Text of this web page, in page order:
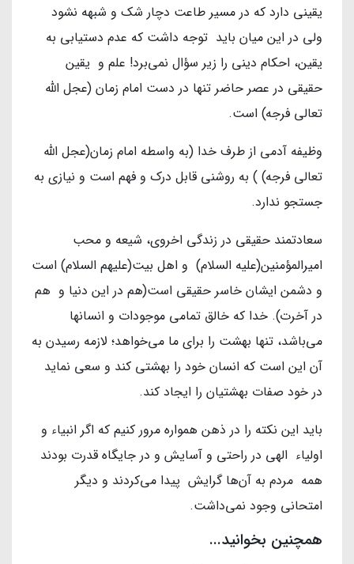
یقینی دارد که در مسیر طاعت دچار شک و شبهه نشود
ولی در این میان باید توجه داشت که عدم دستیابی به
یقین، احکام دینی را زیر سؤال نمی‌برد! علم و یقین
حقیقی در عصر حاضر تنها در دست امام زمان (عجل الله
تعالی فرجه) است.
وظیفه آدمی از طرف خدا (به واسطه امام زمان(عجل الله
تعالی فرجه) ) به روشنی قابل درک و فهم است و نیازی به
جستجو ندارد.
سعادتمند حقیقی در زندگی اخروی، شیعه و محب
امیرالمؤمنین(علیه السلام) و اهل بیت(علیهم السلام) است
و دشمن ایشان خاسر حقیقی است(هم در این دنیا و هم
در آخرت). خدا که خالق تمامی موجودات و انسانها
می‌باشد، تنها بهشت را برای ما می‌خواهد؛ لازمه رسیدن به
آن این است که انسان خود را بهشتی کند و سعی نماید
در خود صفات بهشتیان را ایجاد کند.
باید این نکته را در ذهن همواره مرور کنیم که اگر انبیاء و
اولیاء الهی در راحتی و آسایش و در جایگاه قدرت بودند
همه مردم به آن‌ها گرایش پیدا می‌کردند و دیگر
امتحانی وجود نمی‌داشت.
همچنین بخوانید...